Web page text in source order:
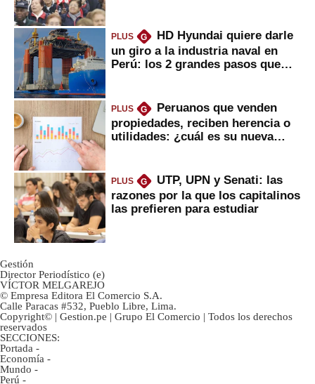
PLUS G
HD Hyundai quiere darle
un giro a la industria naval en
Perú: los 2 grandes pasos que
PLUS G
Peruanos que venden
propiedades, reciben herencia o
utilidades: ¿cuál es su nueva
PLUS G
UTP, UPN y Senati: las
razones por la que los capitalinos
las prefieren para estudiar
Gestión
Director Periodístico (e)
VÍCTOR MELGAREJO
© Empresa Editora El Comercio S.A.
Calle Paracas #532, Pueblo Libre, Lima.
Copyright© | Gestion.pe | Grupo El Comercio | Todos los derechos
reservados
SECCIONES:
Portada -
Economía -
Mundo -
Perú -